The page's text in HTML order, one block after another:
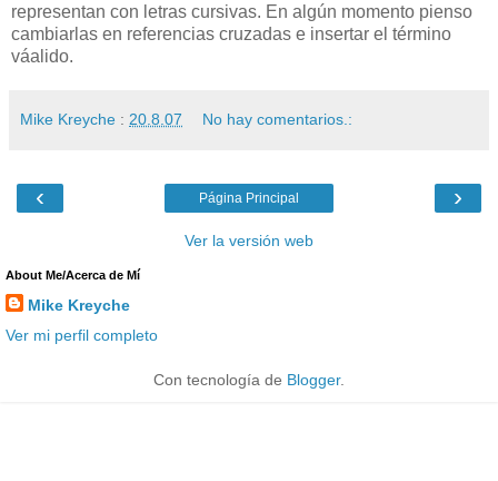
representan con letras cursivas. En algún momento pienso
cambiarlas en referencias cruzadas e insertar el término
váalido.
Mike Kreyche : 20.8.07 No hay comentarios.:
‹ ›
Página Principal
Ver la versión web
About Me/Acerca de Mí
Mike Kreyche
Ver mi perfil completo
Con tecnología de Blogger.